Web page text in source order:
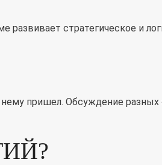
стратегическое и
пришел. Обсуждение